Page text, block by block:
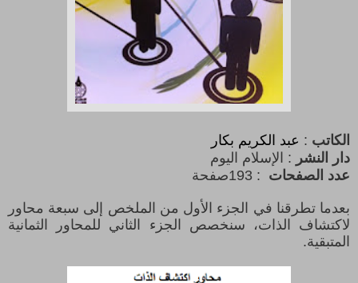
الكاتب : عبد الكريم بكار
دار النشر : الإسلام اليوم
عدد الصفحات 193 :صفحة
بعدما تطرقنا في الجزء الأول من الملخص إلى سبعة محاور
لاكتشاف الذات، سنخصص الجزء الثاني للمحاور الثمانية
المتبقية.